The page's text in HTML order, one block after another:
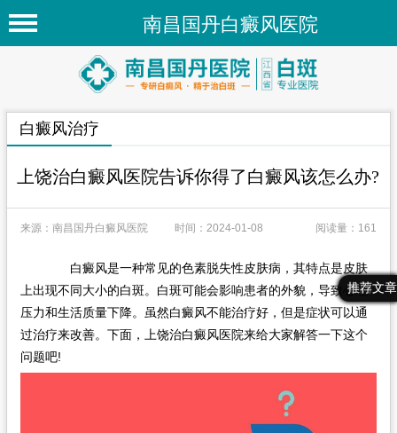
南昌国丹白癜风医院
首页
医院新闻
专家团队
先进技术
白癜风常识
白癜风人群
白癜风部位
最新文章
热门文章
推荐文章
白癜风治疗
上饶治白癜风医院告诉你得了白癜风该怎么办?
来源：南昌国丹白癜风医院 时间：2024-01-08 阅读量：161
白癜风是一种常见的色素脱失性皮肤病，其特点是皮肤
上出现不同大小的白斑。白斑可能会影响患者的外貌，导致心理
压力和生活质量下降。虽然白癜风不能治疗好，但是症状可以通
过治疗来改善。下面，上饶治白癜风医院来给大家解答一下这个
问题吧!